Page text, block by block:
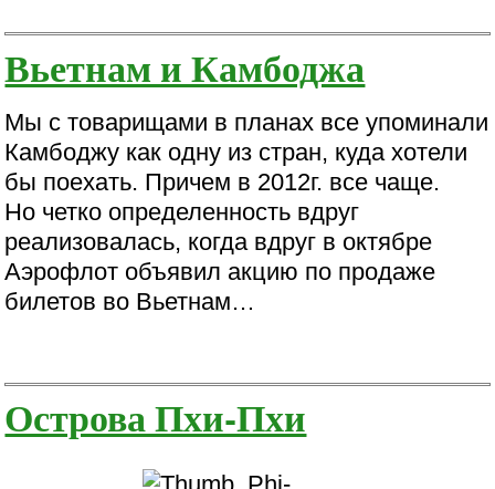
Вьетнам и Камбоджа
Мы с товарищами в планах все упоминали
Камбоджу как одну из стран, куда хотели
бы поехать. Причем в 2012г. все чаще.
Но четко определенность вдруг
реализовалась, когда вдруг в октябре
Аэрофлот объявил акцию по продаже
билетов во Вьетнам…
Острова Пхи-Пхи